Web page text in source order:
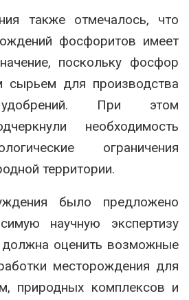
также отмечалось, что
фосфоритов имеет
поскольку фосфор
сырьем для производства
удобрений. При этом
необходимость
ограничения
территории.
было предложено
научную экспертизу
должна оценить возможные
месторождения для
природных комплексов и